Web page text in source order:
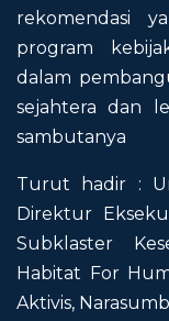
rekomendasi
program
dalam
sejahtera dan
sambutanya
Turut hadir :
Direktur
Subklaster
Habitat For
Aktivis,